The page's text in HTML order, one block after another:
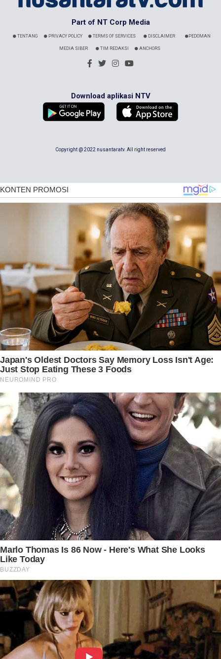
Part of NT Corp Media
TENTANG PRIVACY POLICY TERMS OF SERVICES DISCLAIMER PEDOMAN
MEDIA SIBER TIM REDAKSI ANCHORS
Download aplikasi NTV
Copyright @ 2022 nusantaratv. All right reserved